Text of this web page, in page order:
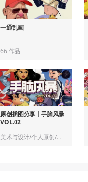
一通乱画
66 作品
原创插图分享丨手脑风暴
VOL.02
美术与设计/个人原创/人物